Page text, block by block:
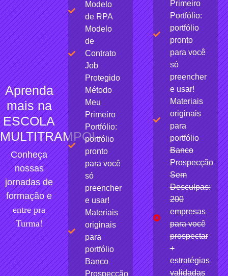
Aprenda
mais na
ESCOLA
MULTITRAMPO!
Conheça
nossas
jornadas de
formação e
entre pra
Turma!
Modelo
de RPA
Modelo
de
Contrato
Job
Protegido
Método
Meu
Primeiro
Portfólio:
portfólio
pronto
para você
só
preencher
e usar!
Materiais
originais
para
portfólio
Banco
Prospecção
Primeiro
Portfólio:
portfólio
pronto
para você
só
preencher
e usar!
Materiais
originais
para
portfólio
Banco
Prospecção
Sem
Desculpas:
200
empresas
para você
prospectar
+
estratégias
validadas